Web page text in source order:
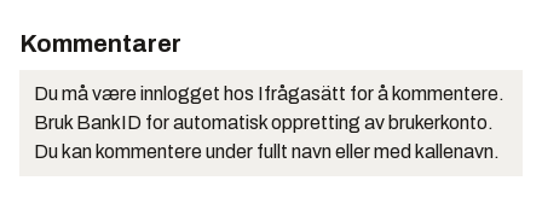
Kommentarer
Du må være innlogget hos Ifrågasätt for å kommentere.
Bruk BankID for automatisk oppretting av brukerkonto.
Du kan kommentere under fullt navn eller med kallenavn.